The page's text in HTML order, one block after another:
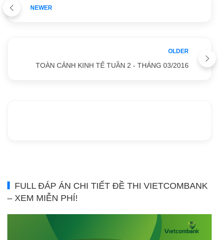
NEWER
OLDER
TOÀN CẢNH KINH TẾ TUẦN 2 - THÁNG 03/2016
FULL ĐÁP ÁN CHI TIẾT ĐỀ THI VIETCOMBANK
– XEM MIỄN PHÍ!